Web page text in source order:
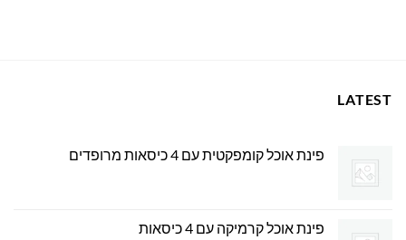
LATEST
פינת אוכל קומפקטית עם 4 כיסאות מרופדים
פינת אוכל קרמיקה עם 4 כיסאות